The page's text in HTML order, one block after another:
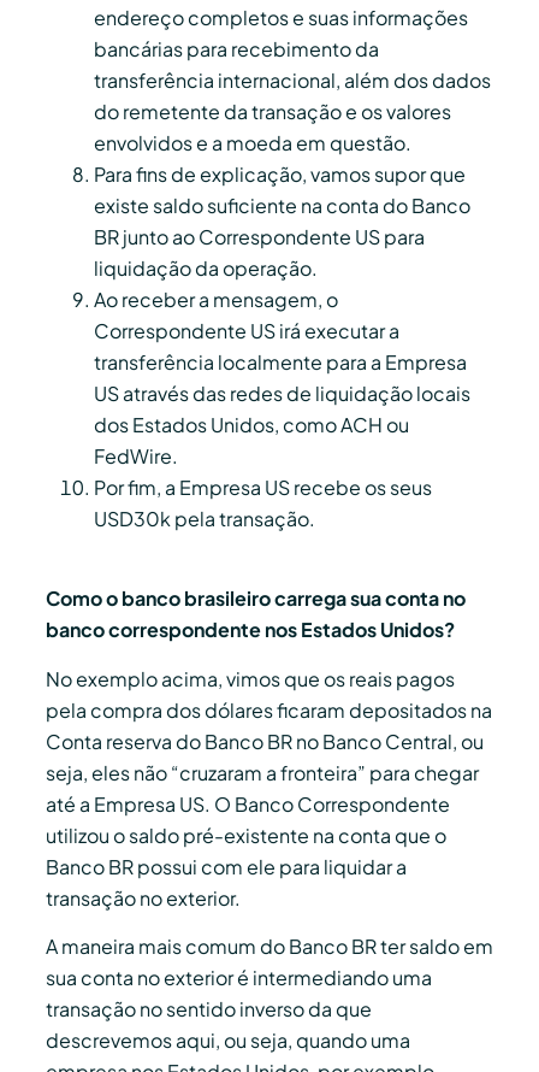
endereço completos e suas informações
bancárias para recebimento da
transferência internacional, além dos dados
do remetente da transação e os valores
envolvidos e a moeda em questão.
Para fins de explicação, vamos supor que
existe saldo suficiente na conta do Banco
BR junto ao Correspondente US para
liquidação da operação.
Ao receber a mensagem, o
Correspondente US irá executar a
transferência localmente para a Empresa
US através das redes de liquidação locais
dos Estados Unidos, como ACH ou
FedWire.
Por fim, a Empresa US recebe os seus
USD30k pela transação.
Como o banco brasileiro carrega sua conta no
banco correspondente nos Estados Unidos?
No exemplo acima, vimos que os reais pagos
pela compra dos dólares ficaram depositados na
Conta reserva do Banco BR no Banco Central, ou
seja, eles não “cruzaram a fronteira” para chegar
até a Empresa US. O Banco Correspondente
utilizou o saldo pré-existente na conta que o
Banco BR possui com ele para liquidar a
transação no exterior.
A maneira mais comum do Banco BR ter saldo em
sua conta no exterior é intermediando uma
transação no sentido inverso da que
descrevemos aqui, ou seja, quando uma